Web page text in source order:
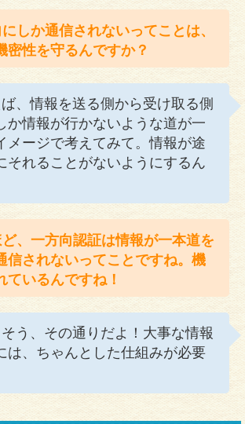
しか通信されないってことは、
密性を守るんですか？
、情報を送る側から受け取る側
か情報が行かないような道が一
メージで考えてみて。情報が途
それることがないようにするん
、一方向認証は情報が一本道を
信されないってことですね。機
ているんですね！
う、その通りだよ！大事な情報
は、ちゃんとした仕組みが必要